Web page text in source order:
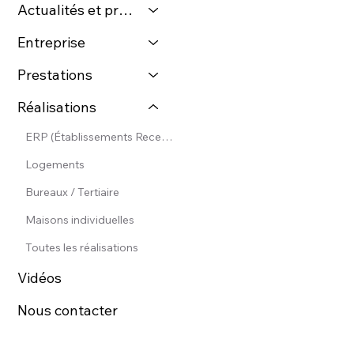
Actualités et presse
Entreprise
Prestations
Réalisations
ERP (Établissements Recevant du Public)
Logements
Bureaux / Tertiaire
Maisons individuelles
Toutes les réalisations
Vidéos
Nous contacter